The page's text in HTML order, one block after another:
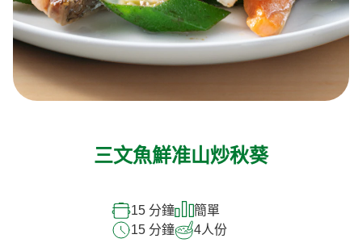
三文魚鮮准山炒秋葵
15 分鐘
簡單
15 分鐘
4人份